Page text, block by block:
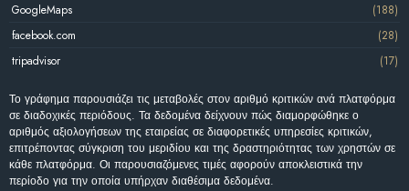
GoogleMaps
(188)
facebook.com
(28)
tripadvisor
(17)
Το γράφημα παρουσιάζει τις μεταβολές στον αριθμό κριτικών ανά πλατφόρμα
σε διαδοχικές περιόδους. Τα δεδομένα δείχνουν πώς διαμορφώθηκε ο
αριθμός αξιολογήσεων της εταιρείας σε διαφορετικές υπηρεσίες κριτικών,
επιτρέποντας σύγκριση του μεριδίου και της δραστηριότητας των χρηστών σε
κάθε πλατφόρμα. Οι παρουσιαζόμενες τιμές αφορούν αποκλειστικά την
περίοδο για την οποία υπήρχαν διαθέσιμα δεδομένα.